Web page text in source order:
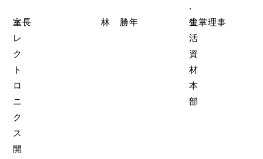
.
エ
レ
ク
ト
ロ
ニ
ク
ス
開
室長 林 勝年
生
活
資
材
本
部
管掌理事